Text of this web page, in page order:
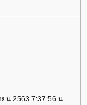
น 2563 7:37:56 น.